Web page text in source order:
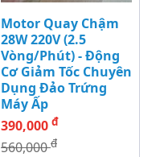
Motor Quay Chậm
28W 220V (2.5
Vòng/Phút) - Động
Cơ Giảm Tốc Chuyên
Dụng Đảo Trứng
Máy Ấp
390,000 đ
560,000đ